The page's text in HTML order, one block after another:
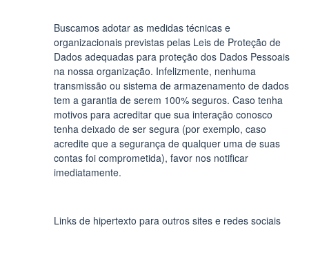
Buscamos adotar as medidas técnicas e
organizacionais previstas pelas Leis de Proteção de
Dados adequadas para proteção dos Dados Pessoais
na nossa organização. Infelizmente, nenhuma
transmissão ou sistema de armazenamento de dados
tem a garantia de serem 100% seguros. Caso tenha
motivos para acreditar que sua interação conosco
tenha deixado de ser segura (por exemplo, caso
acredite que a segurança de qualquer uma de suas
contas foi comprometida), favor nos notificar
imediatamente.
Links de hipertexto para outros sites e redes sociais